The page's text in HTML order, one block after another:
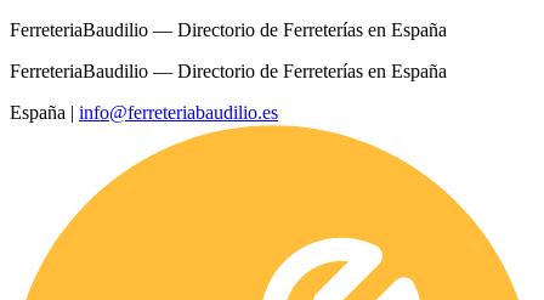
FerreteriaBaudilio — Directorio de Ferreterías en España
FerreteriaBaudilio — Directorio de Ferreterías en España
España | info@ferreteriabaudilio.es